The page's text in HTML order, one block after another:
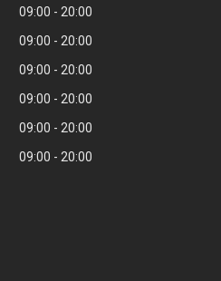
09:00
20:00
09:00
20:00
09:00
20:00
09:00
20:00
09:00
20:00
09:00 20:00